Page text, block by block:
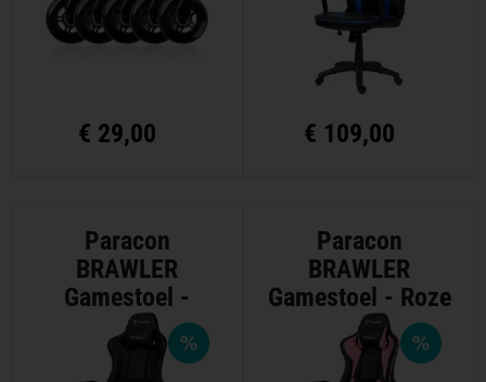
€ 29,00 € 109,00
Paracon
BRAWLER
Gamestoel -
Zwart
Paracon
BRAWLER
Gamestoel - Roze